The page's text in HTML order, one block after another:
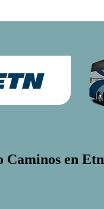
Caminos en Etn